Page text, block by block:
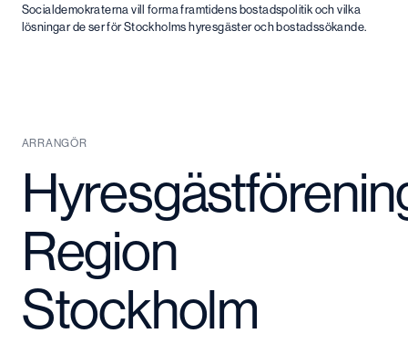
Socialdemokraterna vill forma framtidens bostadspolitik och vilka
lösningar de ser för Stockholms hyresgäster och bostadssökande.
ARRANGÖR
Region
Stockholm